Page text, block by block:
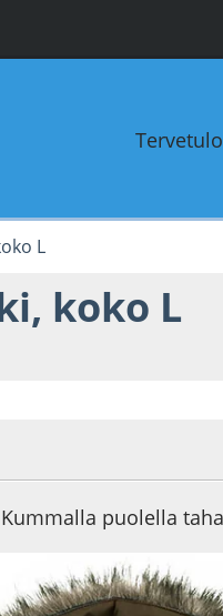
L
koko L
puolella